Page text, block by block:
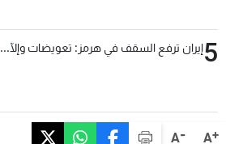
A+
A-
5إيران ترفع السقف في هرمز: تعويضات وإلّا...